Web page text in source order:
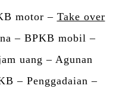
motor – Take over
– BPKB mobil –
uang – Agunan
– Penggadaian –